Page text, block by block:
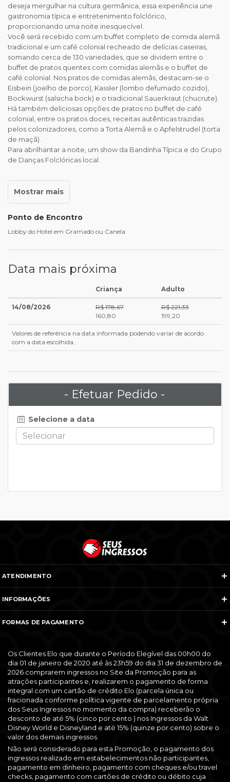
deseja mergulhar na cultura germânica, essa experiência une
gastronomia típica e entretenimento folclórico,
proporcionando uma noite inesquecível.
Você será recebido com um buffet completo de comida alemã
tradicional e um café colonial recheado de delícias caseiras,
somando cerca de 130 variedades, que se dividem entre o
buffet de pratos quentes com comidas alemãs e o buffet de
café colonial. Nos pratos de comidas alemãs, destacam-se o
Eisbein (joelho de porco), Kassler (lombo defumado cozido),
Bockwurst (salsicha bock) e o tradicional Sauerkraut (chucrute).
Há também deliciosas opções de pratos no buffet de café
colonial, entre os pratos doces, receitas autênticas trazidas
pelos colonizadores, como a Torta Alemã e o Apfelstrudel (torta
de maçã).
Para abrilhantar a noite, um show da Bandinha Típica e do Grupo
de Danças Folclóricas local.
Ponto de Encontro
Lobby do Hotel em Gramado ou Canela
Data mais próxima
Criança Adulto
14/08/2026
R$ 178,67
160,80
R$ 221,33
199,20
Valores de referência na data informada podendo variar de acordo
com a data escolhida.
- Efetuar Pedido -
Selecione a data
ATENDIMENTO
INFORMAÇÕES
FORMAS DE PAGAMENTO
Os Clientes Elo que durante o Período Elegível das 00h00 do
dia 01 de janeiro de 2020 até às 23h59 do dia 31 de dezembro de
2026 comprarem ingressos no Site da Promoção para as
atrações participantes e, realizarem o pagamento de forma
integral com um cartão de crédito Elo (parcela única ou
fracionada conforme política vigente de parcelamento própria
dos Seus Ingressos no momento da compra) receberão o
desconto de até 5% (cinco por cento ) nos Ingressos da Walt
Disney World e Disneyland e até 15% (quinze por cento) sobre o
valor dos demais ingressos.
Não será considerado para esta Promoção, o pagamento dos
ingressos realizado em estabelecimentos não participantes,
pagamento em dinheiro, pagamento com cheques e/ou travel
checks, pagamento com cartões de crédito ou débito cuja